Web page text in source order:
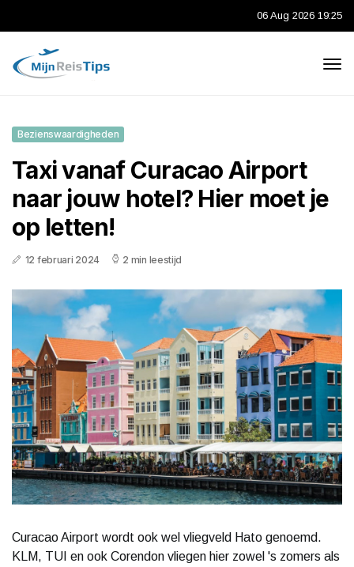
06 Aug 2026 19:25
Bezienswaardigheden
Taxi vanaf Curacao Airport
naar jouw hotel? Hier moet je
op letten!
12 februari 2024 2 min leestijd
Curacao Airport wordt ook wel vliegveld Hato genoemd.
KLM, TUI en ook Corendon vliegen hier zowel 's zomers als